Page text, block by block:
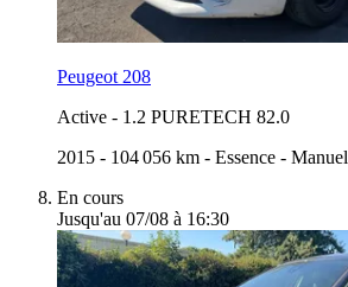
Peugeot 208
Active - 1.2 PURETECH 82.0
2015 - 104 056 km - Essence - Manuel
En cours
Jusqu'au 07/08 à 16:30